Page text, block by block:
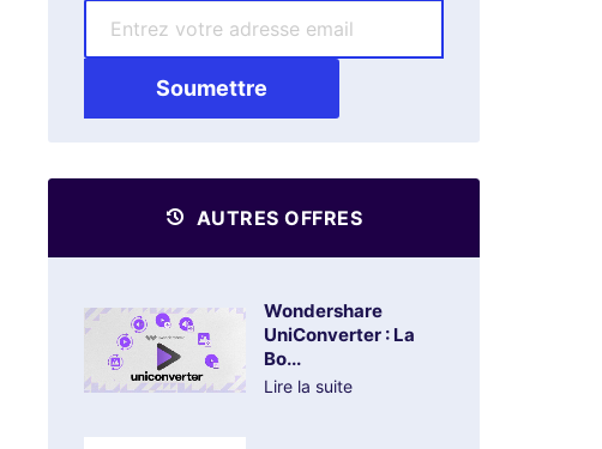
AUTRES OFFRES
Wondershare
UniConverter : La
Bo...
Lire la suite